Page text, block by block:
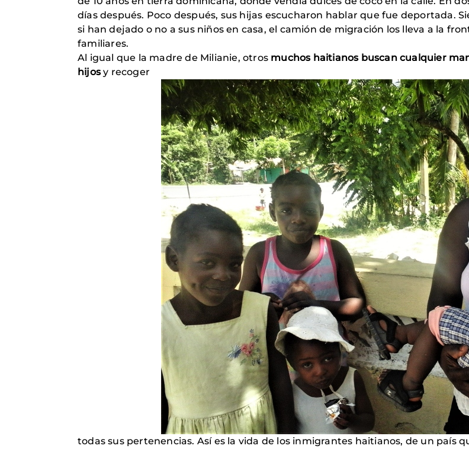
días después. Poco después, sus hijas escucharon hablar que fue deportada.
si han dejado o no a sus niños en casa, el camión de migración los lleva a la
familiares.
Al igual que la madre de Milianie, otros muchos haitianos buscan cualquier
hijosy recoger
todas sus pertenencias. Así es la vida de los inmigrantes haitianos, de un